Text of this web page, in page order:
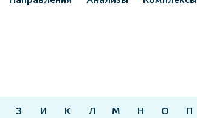
З И К Л М Н О П